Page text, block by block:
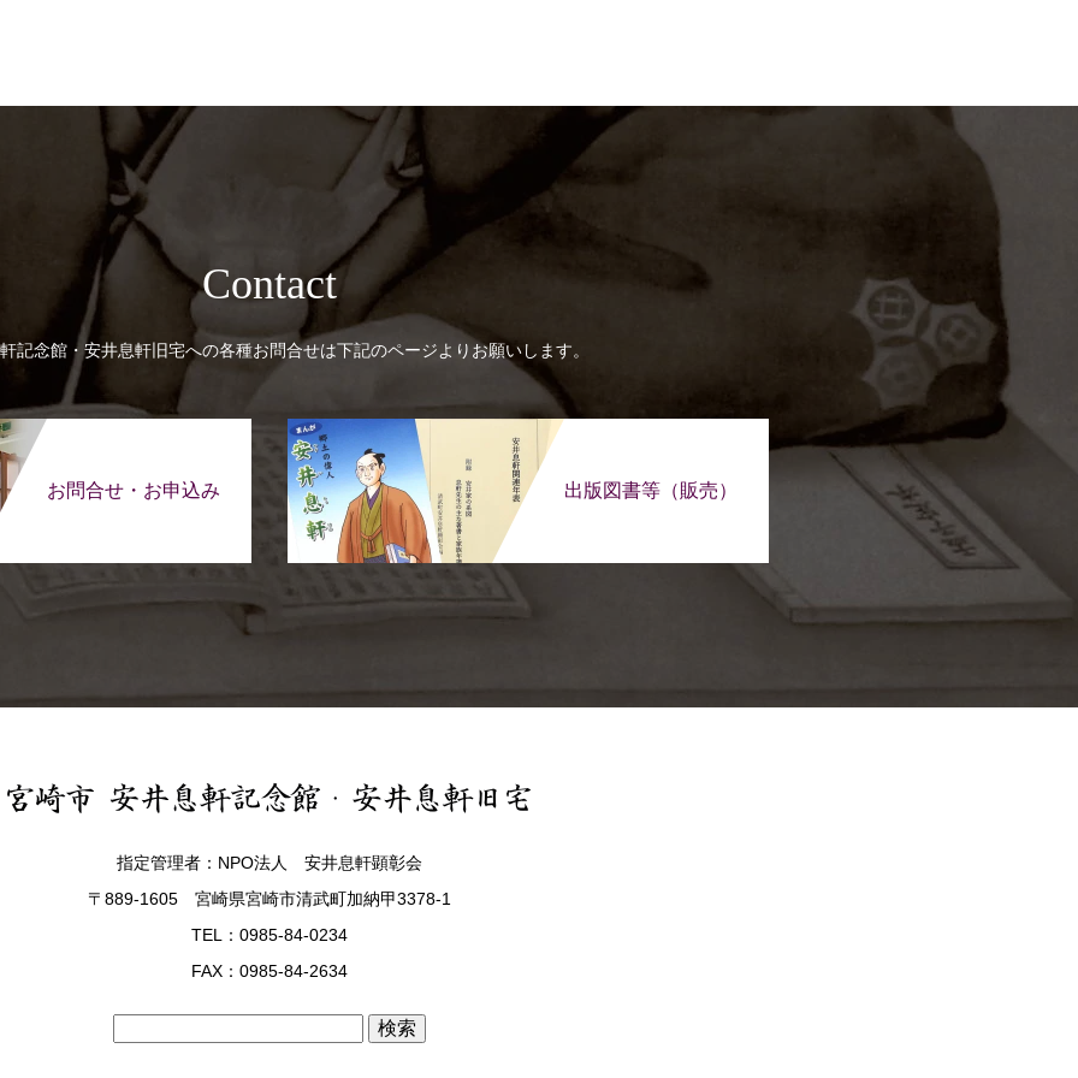
Contact
記念館・安井息軒旧宅への各種お問合せは下記のページよりお願いします。
お問合せ・お申込み 出版図書等（販売）
指定管理者：NPO法人 安井息軒顕彰会
〒889-1605 宮崎県宮崎市清武町加納甲3378-1
TEL：0985-84-0234
FAX：0985-84-2634
索: